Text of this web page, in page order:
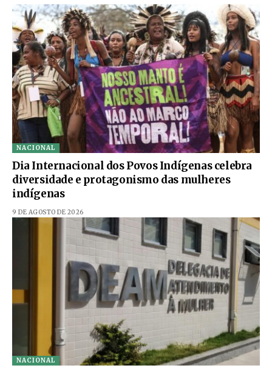
NACIONAL
Dia Internacional dos Povos Indígenas celebra
diversidade e protagonismo das mulheres
indígenas
9 DE AGOSTO DE 2026
NACIONAL